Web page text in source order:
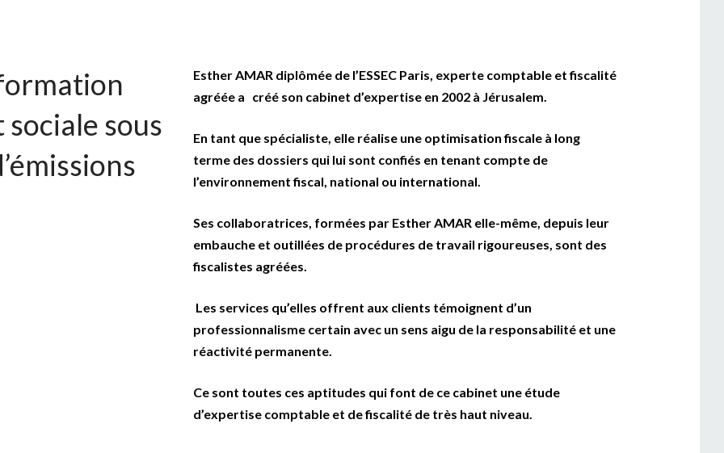
sous
Esther AMAR diplômée de l’ESSEC Paris, experte comptable et fiscalité
agréée a créé son cabinet d’expertise en 2002 à Jérusalem.
En tant que spécialiste, elle réalise une optimisation fiscale à long
terme des dossiers qui lui sont confiés en tenant compte de
l’environnement fiscal, national ou international.
Ses collaboratrices, formées par Esther AMAR elle-même, depuis leur
embauche et outillées de procédures de travail rigoureuses, sont des
fiscalistes agréées.
Les services qu’elles offrent aux clients témoignent d’un
professionnalisme certain avec un sens aigu de la responsabilité et une
réactivité permanente.
Ce sont toutes ces aptitudes qui font de ce cabinet une étude
d’expertise comptable et de fiscalité de très haut niveau.